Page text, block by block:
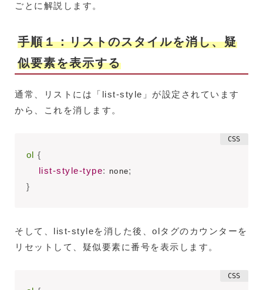
ごとに解説します。
手順１：リストのスタイルを消し、疑
似要素を表示する
通常、リストには「list-style」が設定されています
から、これを消します。
ol {
list-style-type: none;
}
そして、list-styleを消した後、olタグのカウンターを
リセットして、疑似要素に番号を表示します。